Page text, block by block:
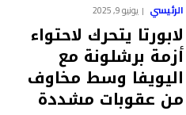
الرئيسي يونيو 9, 2025
لابورتا يتحرك لاحتواء
أزمة برشلونة مع
اليويفا وسط مخاوف
من عقوبات مشددة